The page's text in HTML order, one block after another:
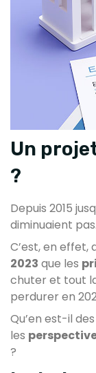
Un
?
Depuis 2015
diminuaient pas.
C’est, en effet,
2023 que les
chuter et tout
perdurer en
Qu’en est-il des
les
?